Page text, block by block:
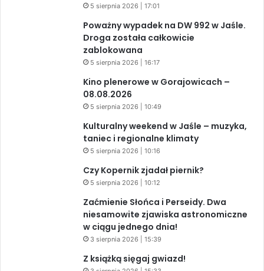
5 sierpnia 2026 | 17:01
Poważny wypadek na DW 992 w Jaśle.
Droga została całkowicie
zablokowana
5 sierpnia 2026 | 16:17
Kino plenerowe w Gorajowicach –
08.08.2026
5 sierpnia 2026 | 10:49
Kulturalny weekend w Jaśle – muzyka,
taniec i regionalne klimaty
5 sierpnia 2026 | 10:16
Czy Kopernik zjadał piernik?
5 sierpnia 2026 | 10:12
Zaćmienie Słońca i Perseidy. Dwa
niesamowite zjawiska astronomiczne
w ciągu jednego dnia!
3 sierpnia 2026 | 15:39
Z książką sięgaj gwiazd!